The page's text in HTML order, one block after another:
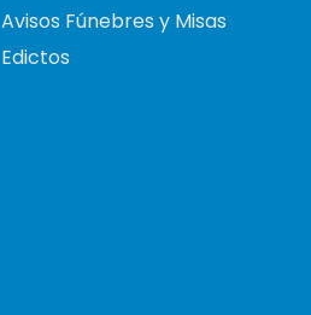
Avisos Fúnebres y Misas
Edictos